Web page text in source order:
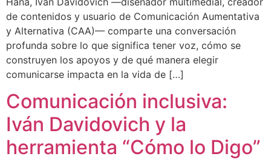
de contenidos y usuario de Comunicación Aumentativa
y Alternativa (CAA)— comparte una conversación
profunda sobre lo que significa tener voz, cómo se
construyen los apoyos y de qué manera elegir
comunicarse impacta en la vida de […]
Comunicación inclusiva:
Iván Davidovich y la
herramienta “Cómo lo Digo”